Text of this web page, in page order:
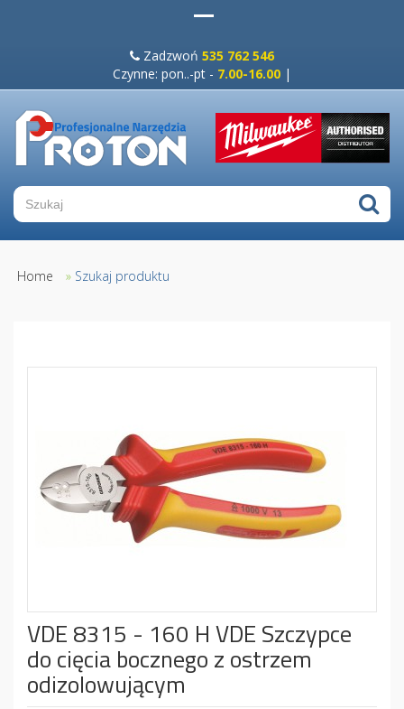
Zadzwoń 535 762 546
Czynne: pon..-pt - 7.00-16.00 |
Home » Szukaj produktu
VDE 8315 - 160 H VDE Szczypce
do cięcia bocznego z ostrzem
odizolowującym